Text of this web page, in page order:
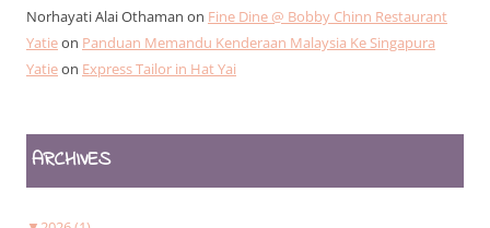
Norhayati Alai Othaman on Fine Dine @ Bobby Chinn Restaurant
Yatieon Panduan Memandu Kenderaan Malaysia Ke Singapura
Yatieon Express Tailor in Hat Yai
ARCHIVES